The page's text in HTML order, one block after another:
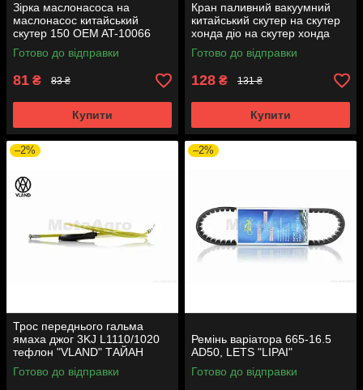
Зірка маслонасоса на
маслонасос китайський
скутер 150 OEM AT-10066
Готово до відправки
81 ₴ 83 ₴
Купити
Кран паливний вакуумний
китайський скутер на скутер
хонда діо на скутер хонда
такт AF24 вкручується M16
AT-7074
Готово до відправки
128 ₴ 131 ₴
Купити
–2%
Трос переднього гальма
ямаха джог 3KJ L1110/1020
тефлон "VLAND" ТАЙАН
Готово до відправки
–2%
Ремінь варіатора 665-16.5
AD50, LETS "LIPAI"
Готово до відправки